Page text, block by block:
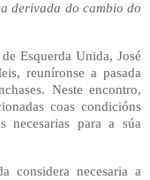
derivada do cambio do
Esquerda Unida, José
reuníronse a pasada
Neste encontro,
coas condicións
necesarias para a súa
considera necesaria a